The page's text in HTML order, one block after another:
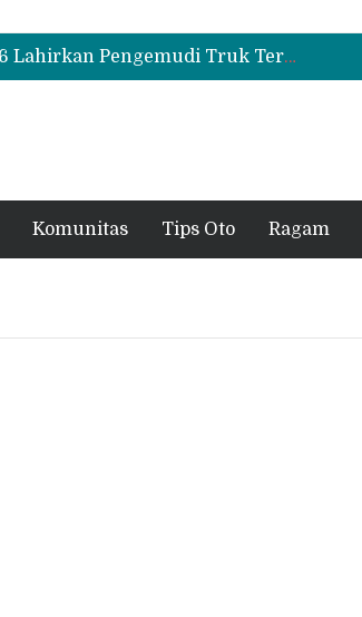
Hino Tingkatkan Keamanan Kendaraan Niaga dengan Standarisasi Karoseri
UD Trucks Extra Mile Challenge 2026 Lahirkan Pengemudi Truk Terbaik, Crisanto Melaju ke Jepang
Biaya Operasional Geely Starray EM-i Mulai Rp514 Ribu per Bulan, Jarak Tempuh Tembus 1.000 Km
Komunitas Tips Oto Ragam